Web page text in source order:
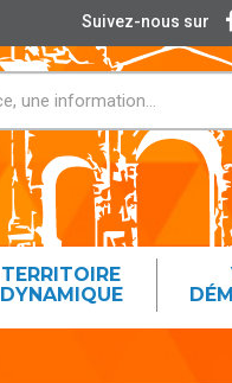
TERRITOIRE
DYNAMIQUE
Suivez-nous sur